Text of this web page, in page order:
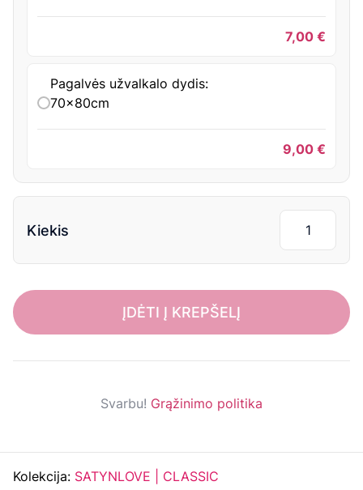
7,00 €
Pagalvės užvalkalo dydis:
70x80cm
9,00 €
Kiekis
ĮDĖTI Į KREPŠELĮ
Svarbu! Grąžinimo politika
Kolekcija: SATYNLOVE | CLASSIC